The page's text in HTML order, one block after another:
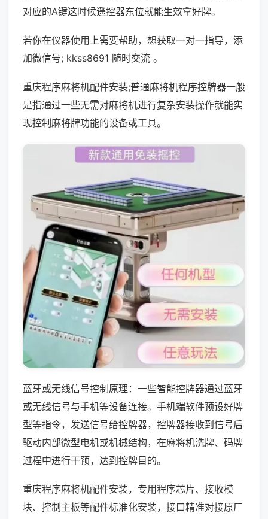
对应的A键这时候遥控器东位就能生效拿好牌。
若你在仪器使用上需要帮助，想获取一对一指导，添
加微信号; kkss8691 随时交流 。
重庆程序麻将机配件安装;普通麻将机程序控牌器一般
是指通过一些无需对麻将机进行复杂安装操作就能实
现控制麻将牌功能的设备或工具。
蓝牙或无线信号控制原理：一些智能控牌器通过蓝牙
或无线信号与手机等设备连接。手机端软件预设好牌
型等指令，发送信号给控牌器，控牌器接收到信号后
驱动内部微型电机或机械结构，在麻将机洗牌、码牌
过程中进行干预，达到控牌目的。
重庆程序麻将机配件安装，专用程序芯片、接收模
块、控制主板等配件标准化安装，接口精准对接原厂